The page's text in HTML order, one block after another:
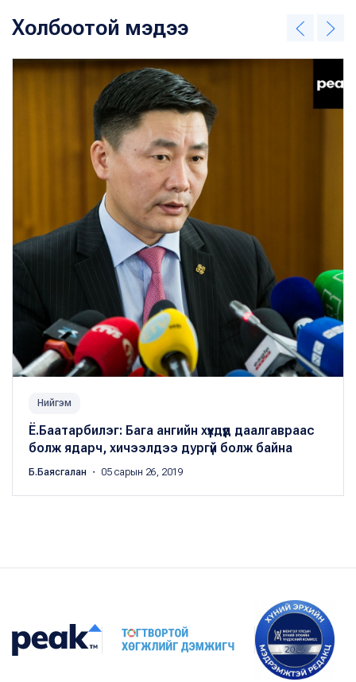
Холбоотой мэдээ
Нийгэм
Ё.Баатарбилэг: Бага ангийн хүүхдүүд даалгавраас
болж ядарч, хичээлдээ дургүй болж байна
Б.Баясгалан ・ 05 сарын 26, 2019